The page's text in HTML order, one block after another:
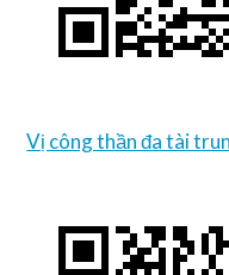
Vị công thần đa tài